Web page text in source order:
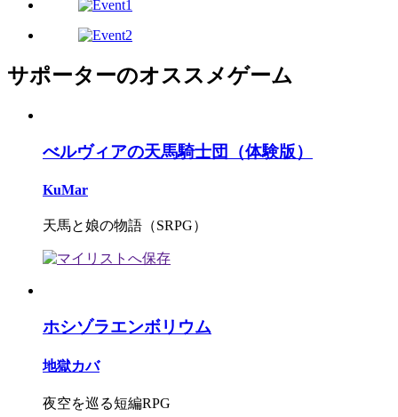
サポーターのオススメゲーム
べルヴィアの天馬騎士団（体験版）
KuMar
天馬と娘の物語（SRPG）
ホシゾラエンボリウム
地獄カバ
夜空を巡る短編RPG